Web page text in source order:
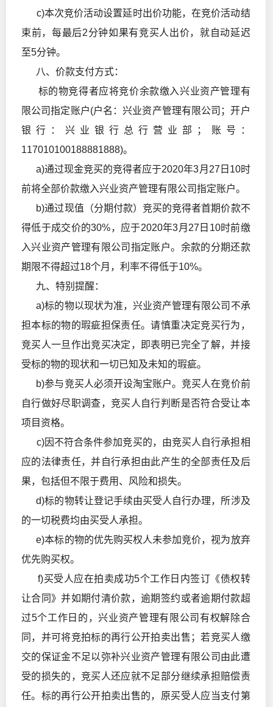
c)本次竞价活动设置延时出价功能，在竞价活动结
束前，每最后2分钟如果有竞买人出价，就自动延迟
至5分钟。
八、价款支付方式：
标的物竞得者应将竞价余款缴入兴业资产管理有
限公司指定账户(户名：兴业资产管理有限公司；开户
银行：兴业银行总行营业部；账号：
117010100188881888)。
a)通过现金竞买的竞得者应于2020年3月27日10时
前将全部价款缴入兴业资产管理有限公司指定账户。
b)通过现值（分期付款）竞买的竞得者首期价款不
得低于成交价的30%，应于2020年3月27日10时前缴
入兴业资产管理有限公司指定账户。余款的分期还款
期限不得超过18个月，利率不得低于10%。
九、特别提醒：
a)标的物以现状为准，兴业资产管理有限公司不承
担本标的物的瑕疵担保责任。请慎重决定竞买行为，
竞买人一旦作出竞买决定，即表明已完全了解，并接
受标的物的现状和一切已知及未知的瑕疵。
b)参与竞买人必须开设淘宝账户。竞买人在竞价前
自行做好尽职调查，竞买人自行判断是否符合受让本
项目资格。
c)因不符合条件参加竞买的，由竞买人自行承担相
应的法律责任，并自行承担由此产生的全部责任及后
果，包括但不限于费用、风险和损失。
d)标的物转让登记手续由买受人自行办理，所涉及
的一切税费均由买受人承担。
e)本标的物的优先购买权人未参加竞价，视为放弃
优先购买权。
f)买受人应在拍卖成功5个工作日内签订《债权转
让合同》并如期付清价款，逾期签约或者逾期付款超
过5个工作日的，兴业资产管理有限公司有权解除合
同，并可将竞拍标的再行公开拍卖出售；若竞买人缴
交的保证金不足以弥补兴业资产管理有限公司由此遭
受的损失的，竞买人还应就不足部分继续承担赔偿责
任。标的再行公开拍卖出售的，原买受人应当支付第